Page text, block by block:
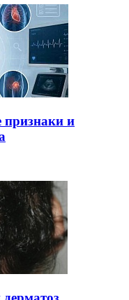
признаки и